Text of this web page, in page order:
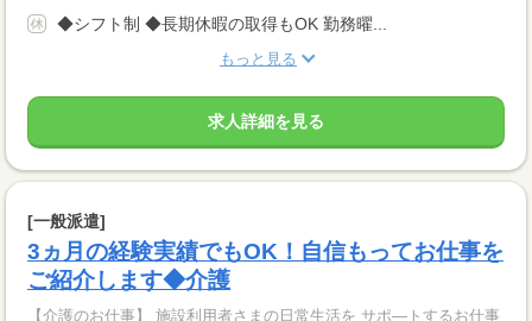
◆シフト制 ◆長期休暇の取得もOK 勤務曜...
もっと見る
求人詳細を見る
[一般派遣]
3ヵ月の経験実績でもOK！自信もってお仕事を
ご紹介します◆介護
【介護のお仕事】 施設利用者さまの日常生活を サポ―トするお仕事